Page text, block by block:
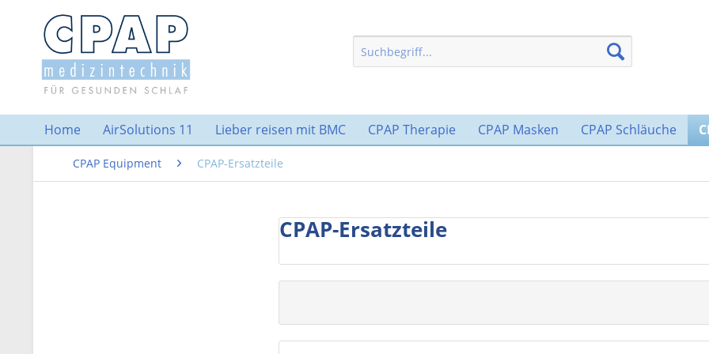
Home AirSolutions 11 Lieber reisen mit BMC CPAP Therapie CPAP Masken CPAP Schläuche
CPAP Equipment CPAP-Ersatzteile
CPAP-Ersatzteile